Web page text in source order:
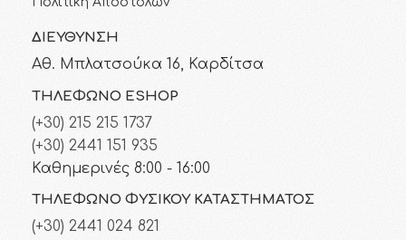
ΔΙΕΎΘΥΝΣΗ
Αθ. Μπλατσούκα 16, Καρδίτσα
ΤΗΛΈΦΩΝΟ ESHOP
(+30) 215 215 1737
(+30) 2441 151 935
Καθημερινές 8:00 - 16:00
ΤΗΛΈΦΩΝΟ ΦΥΣΙΚΟΎ ΚΑΤΑΣΤΉΜΑΤΟΣ
(+30) 2441 024 821